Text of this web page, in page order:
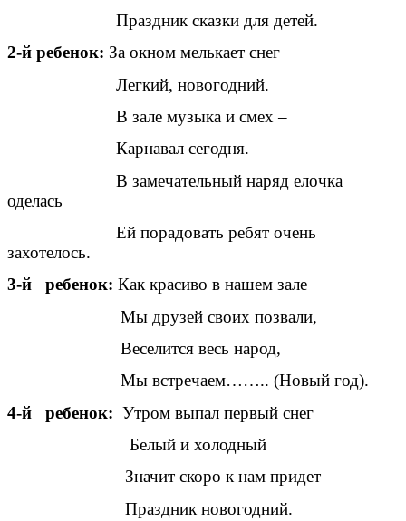
Праздник сказки для детей.
2-й ребенок: За окном мелькает снег
Легкий, новогодний.
В зале музыка и смех –
Карнавал сегодня.
В замечательный наряд елочка
оделась
Ей порадовать ребят очень
захотелось.
3-й ребенок: Как красиво в нашем зале
Мы друзей своих позвали,
Веселится весь народ,
Мы встречаем…….. (Новый год).
4-й ребенок: Утром выпал первый снег
Белый и холодный
Значит скоро к нам придет
Праздник новогодний.